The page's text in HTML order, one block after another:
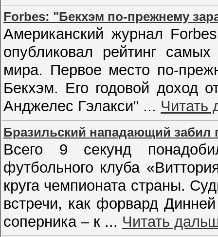
Forbes: "Бекхэм по-прежнему
Американский журнал
опубликовал рейтинг
мира. Первое место по-
Бекхэм. Его годовой доход
Анджелес Гэлакси" ... Читать
Бразильский нападающий забил
Всего 9 секунд
футбольного клуба
круга чемпионата страны.
встречи, как форвард
соперника – к ... Читать